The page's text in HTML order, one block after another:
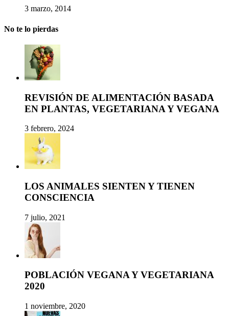
3 marzo, 2014
No te lo pierdas
REVISIÓN DE ALIMENTACIÓN BASADA
EN PLANTAS, VEGETARIANA Y VEGANA
3 febrero, 2024
LOS ANIMALES SIENTEN Y TIENEN
CONSCIENCIA
7 julio, 2021
POBLACIÓN VEGANA Y VEGETARIANA
2020
1 noviembre, 2020